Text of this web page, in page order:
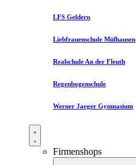
LFS Geldern
Liebfrauenschule Mülhausen​
Realschule An der Fleuth
Regenbogenschule
Werner Jaeger Gymnasium
Firmenshops